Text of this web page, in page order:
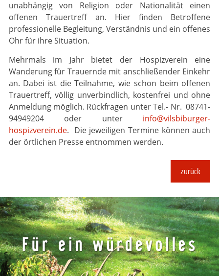
unabhängig von Religion oder Nationalität einen
offenen Trauertreff an. Hier finden Betroffene
professionelle Begleitung, Verständnis und ein offe­nes
Ohr für ihre Situation.
Mehrmals im Jahr bietet der Hospizverein eine
Wanderung für Trauernde mit anschließender Einkehr
an. Dabei ist die Teilnahme, wie schon beim offenen
Trauertreff, völlig unverbindlich, kostenfrei und ohne
Anmeldung möglich. Rückfragen unter Tel.- Nr. 08741-
94949204 oder unter info@vilsbiburger-
hospizverein.de. Die jeweiligen Termine können auch
der örtlichen Presse entnommen werden.
zurück